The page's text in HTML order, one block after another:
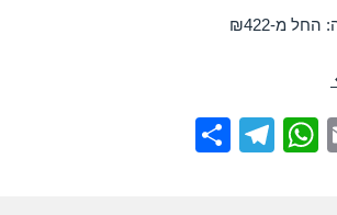
מ-₪422
במלון יו סוויטס אילת – אילת 27/03/2018
E
W
T